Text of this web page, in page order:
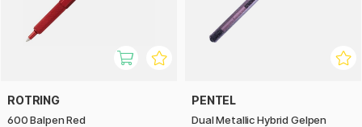
ROTRING
600 Balpen Red
PENTEL
Dual Metallic Hybrid Gelpen